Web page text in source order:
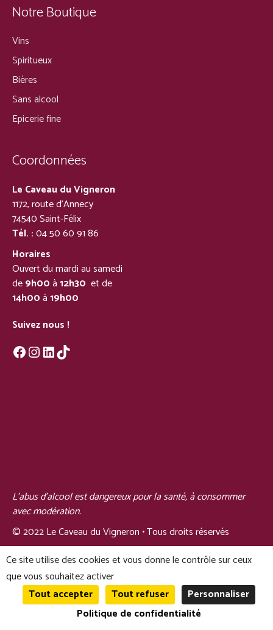
Notre Boutique
Vins
Spiritueux
Bières
Sans alcool
Epicerie fine
Coordonnées
Le Caveau du Vigneron
1172, route d’Annecy
74540 Saint-Félix
Tél. :04 50 60 91 86
Horaires
Ouvert du mardi au samedi
de9h00à12h30 et de
14h00à19h00
Suivez nous !
Facebook
Instagram
LinkedIn
TikTok
L'abus d'alcool est dangereux pour la santé, à consommer
avec modération.
© 2022 Le Caveau du Vigneron • Tous droits réservés
© Le Caveau du Vigneron 2026 0
Ce site utilise des cookies et vous donne le contrôle sur ceux
que vous souhaitez activer
Tout accepter
Tout refuser
Personnaliser
Politique de confidentialité